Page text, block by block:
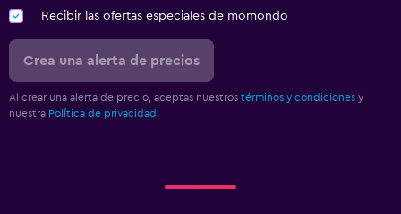
Recibir las ofertas especiales de momondo
Crea una alerta de precios
Al crear una alerta de precio, aceptas nuestros términos y condiciones y
nuestra Política de privacidad.